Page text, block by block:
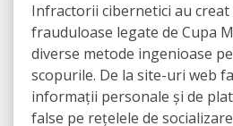
Infractorii cibernetici au creat
frauduloase legate de Cupa
diverse metode ingenioase
scopurile. De la site-uri web
informații personale și de
false pe rețelele de